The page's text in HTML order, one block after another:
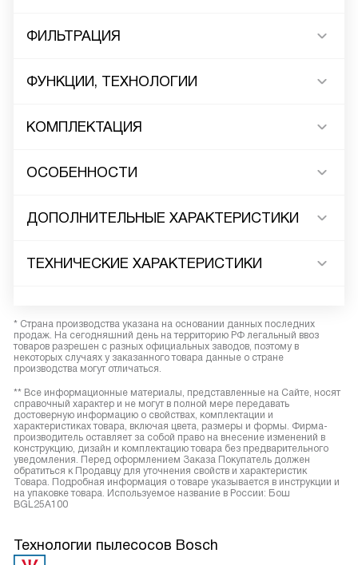
ФИЛЬТРАЦИЯ
ФУНКЦИИ, ТЕХНОЛОГИИ
КОМПЛЕКТАЦИЯ
ОСОБЕННОСТИ
ДОПОЛНИТЕЛЬНЫЕ ХАРАКТЕРИСТИКИ
ТЕХНИЧЕСКИЕ ХАРАКТЕРИСТИКИ
* Страна производства указана на основании данных последних
продаж. На сегодняшний день на территорию РФ легальный ввоз
товаров разрешен с разных официальных заводов, поэтому в
некоторых случаях у заказанного товара данные о стране
производства могут отличаться.
** Все информационные материалы, представленные на Сайте, носят
справочный характер и не могут в полной мере передавать
достоверную информацию о свойствах, комплектации и
характеристиках товара, включая цвета, размеры и формы. Фирма-
производитель оставляет за собой право на внесение изменений в
конструкцию, дизайн и комплектацию товара без предварительного
уведомления. Перед оформлением Заказа Покупатель должен
обратиться к Продавцу для уточнения свойств и характеристик
Товара. Подробная информация о товаре указывается в инструкции и
на упаковке товара. Используемое название в России: Бош
BGL25A100
Технологии пылесосов Bosch